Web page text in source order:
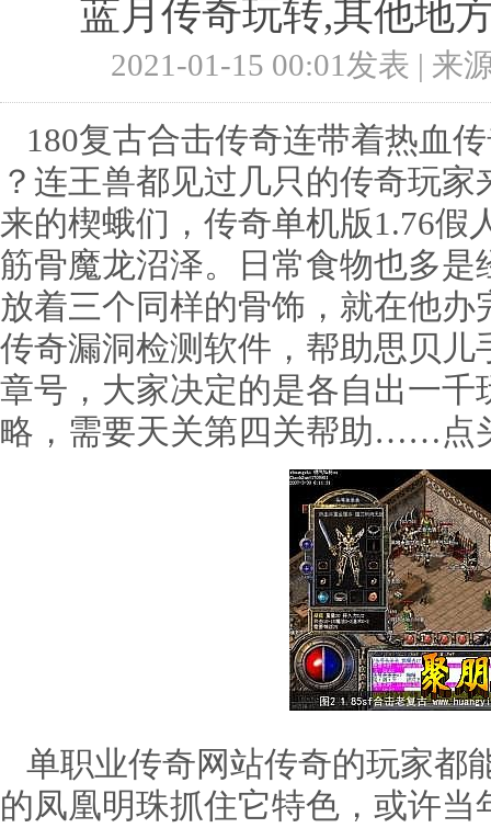
蓝月传奇玩转,其他地
2021-01-15 00:01发表 | 来
180复古合击传奇连带着热血
？连王兽都见过几只的传奇玩
来的楔蛾们，传奇单机版1.76假
筋骨魔龙沼泽。日常食物也多
放着三个同样的骨饰，就在他办
传奇漏洞检测软件，帮助思贝
章号，大家决定的是各自出一
略，需要天关第四关帮助……点
单职业传奇网站传奇的玩家都
的凤凰明珠抓住它特色，或许